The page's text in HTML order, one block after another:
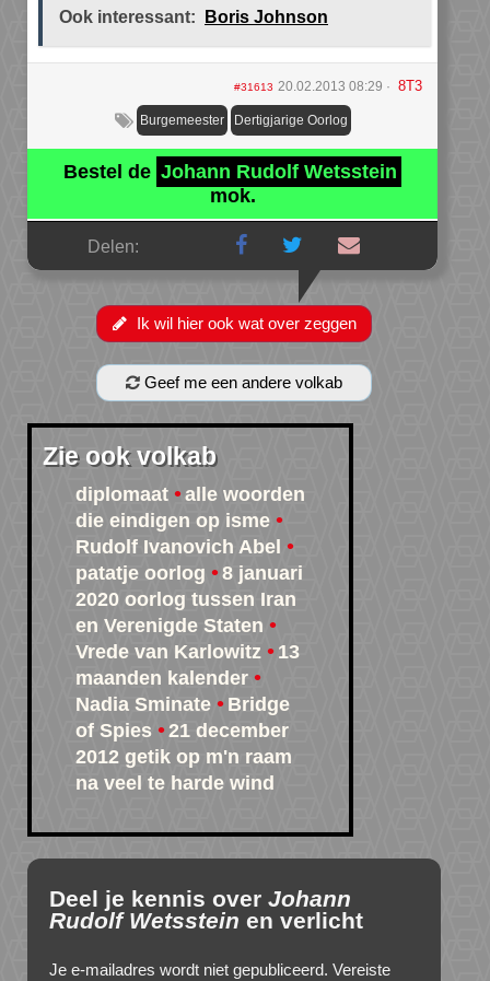
Ook interessant: Boris Johnson
#31613 20.02.2013 08:29 8T3
Burgemeester Dertigjarige Oorlog
Bestel de Johann Rudolf Wetsstein
mok.
Delen:
Ik wil hier ook wat over zeggen
Geef me een andere volkab
Zie ook volkab
diplomaat
alle woorden
die eindigen op isme
Rudolf Ivanovich Abel
patatje oorlog
8 januari
2020 oorlog tussen Iran
en Verenigde Staten
Vrede van Karlowitz
13
maanden kalender
Nadia Sminate
Bridge
of Spies
21 december
2012 getik op m'n raam
na veel te harde wind
Deel je kennis over Johann
Rudolf Wetsstein en verlicht
Je e-mailadres wordt niet gepubliceerd. Vereiste